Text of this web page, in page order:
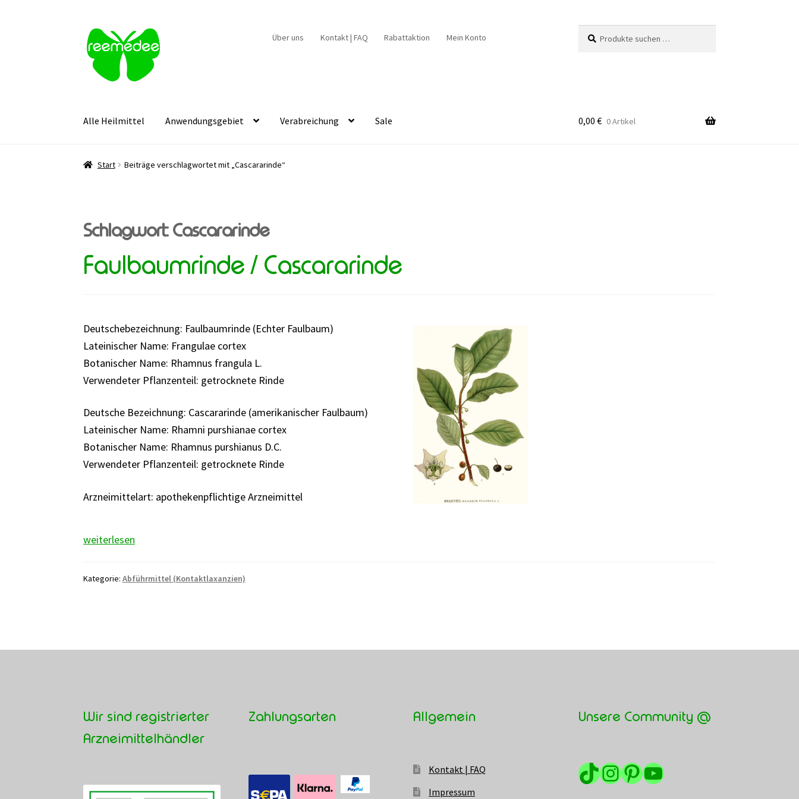
Zur
Navigation
springen
Zum
Inhalt
springen
Über uns Kontakt | FAQ Rabattaktion Mein Konto
nach:
Alle Heilmittel Anwendungsgebiet Verabreichung Sale 0,00 € 0 Artikel
Start Beiträge verschlagwortet mit „Cascararinde“
Schlagwort: Cascararinde
Faulbaumrinde / Cascararinde
Deutschebezeichnung: Faulbaumrinde (Echter Faulbaum)
Lateinischer Name: Frangulae cortex
Botanischer Name: Rhamnus frangula L.
Verwendeter Pflanzenteil: getrocknete Rinde
Deutsche Bezeichnung: Cascararinde (amerikanischer Faulbaum)
Lateinischer Name: Rhamni purshianae cortex
Botanischer Name: Rhamnus purshianus D.C.
Verwendeter Pflanzenteil: getrocknete Rinde
Arzneimittelart: apothekenpflichtige Arzneimittel
Faulbaumrinde
Cascararinde
weiterlesen
Kategorie:Abführmittel (Kontaktlaxanzien)
Wir sind registrierter
Arzneimittelhändler
Zahlungsarten Allgemein
Kontakt | FAQ
Impressum
Unsere Community @
TikTok
Instagram
Pinterest
YouTube